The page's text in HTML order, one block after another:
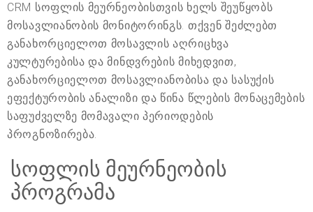
CRM სოფლის მეურნეობისთვის ხელს შეუწყობს
მოსავლიანობის მონიტორინგს. თქვენ შეძლებთ
განახორციელოთ მოსავლის აღრიცხვა
კულტურებისა და მინდვრების მიხედვით,
განახორციელოთ მოსავლიანობისა და სასუქის
ეფექტურობის ანალიზი და წინა წლების მონაცემების
საფუძველზე მომავალი პერიოდების
პროგნოზირება.
სოფლის მეურნეობის
პროგრამა